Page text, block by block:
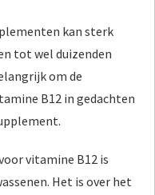
kan sterk
tot wel duizenden
om de
B12 in gedachten
vitamine B12 is
Het is over het